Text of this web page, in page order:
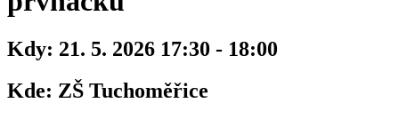
Kdy: 21. 5. 2026 17:30 - 18:00
Kde: ZŠ Tuchoměřice